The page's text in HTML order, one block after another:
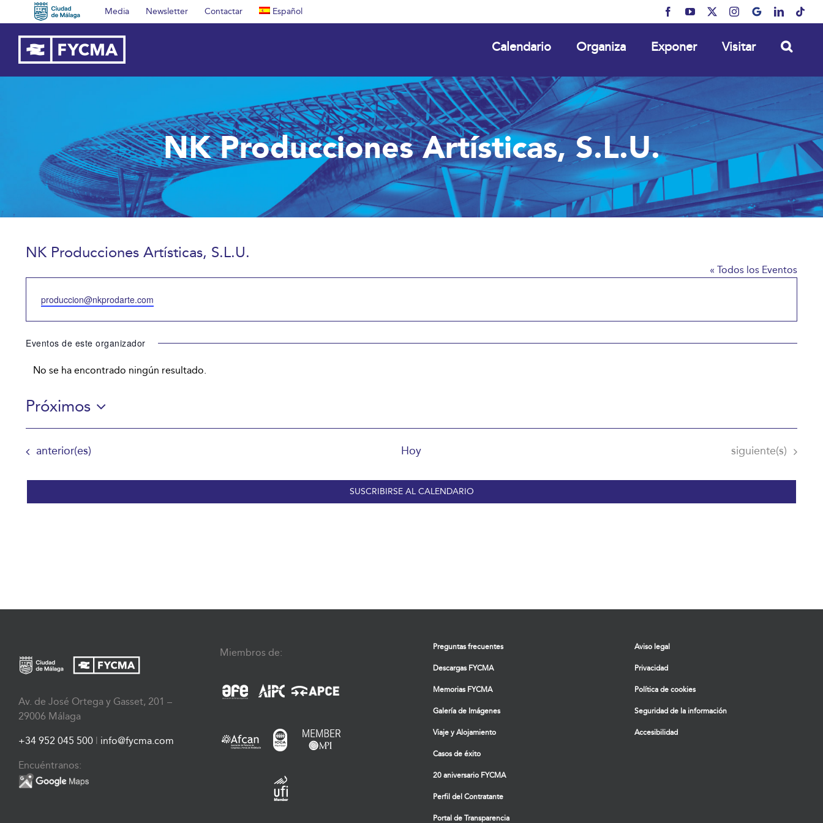
al
contenido
Media Newsletter Contactar Español FacebookYouTube Instagram
MyBusinessLinkedIn
Calendario Organiza Exponer Visitar
NK Producciones Artísticas, S.L.U.
NK Producciones Artísticas, S.L.U.
« Todos los Eventos
Email
produccion@nkprodarte.com
Eventos de este organizador
Aviso
No se ha encontrado ningún resultado.
Próximos
Selecciona
fecha.
Eventos
anterior(es) Hoy Eventos
siguiente(s)
SUSCRIBIRSE AL CALENDARIO
Av. de José Ortega y Gasset, 201 –
29006 Málaga
+34 952 045 500 | info@fycma.com
Encuéntranos:
Miembros de: Preguntas frecuentes
Descargas FYCMA
Memorias FYCMA
Galería de Imágenes
Viaje y Alojamiento
Casos de éxito
20 aniversario FYCMA
Perfil del Contratante
Portal de Transparencia
Aviso legal
Privacidad
Política de cookies
Seguridad de la información
Accesibilidad